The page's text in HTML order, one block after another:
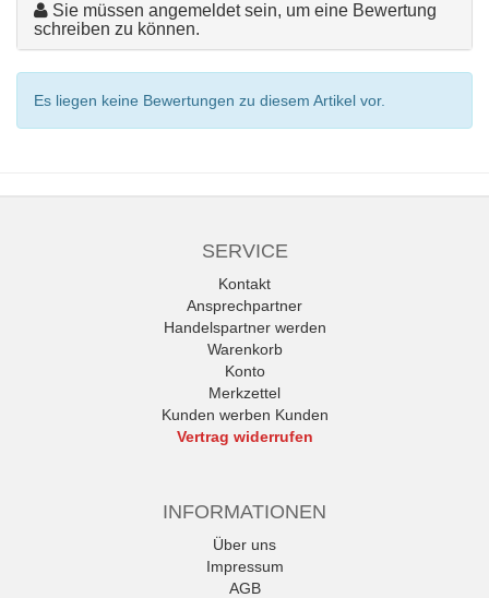
Sie müssen angemeldet sein, um eine Bewertung
schreiben zu können.
Es liegen keine Bewertungen zu diesem Artikel vor.
SERVICE
Kontakt
Ansprechpartner
Handelspartner werden
Warenkorb
Konto
Merkzettel
Kunden werben Kunden
Vertrag widerrufen
INFORMATIONEN
Über uns
Impressum
AGB